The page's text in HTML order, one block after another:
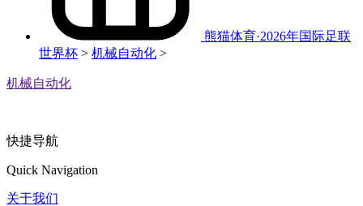
熊猫体育·2026年国际足联
世界杯 > 机械自动化 >
机械自动化
快捷导航
Quick Navigation
关于我们